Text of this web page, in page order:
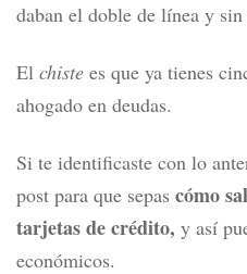
daban el doble de línea y
El chiste es que ya tienes
ahogado en deudas.
Si te identificaste con lo
post para que sepas cómo
tarjetas de crédito, y así
económicos.